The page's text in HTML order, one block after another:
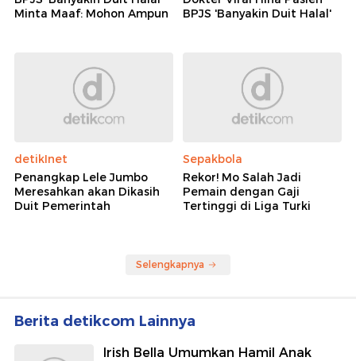
Minta Maaf: Mohon Ampun
BPJS 'Banyakin Duit Halal'
detikInet
Penangkap Lele Jumbo
Meresahkan akan Dikasih
Duit Pemerintah
Sepakbola
Rekor! Mo Salah Jadi
Pemain dengan Gaji
Tertinggi di Liga Turki
Selengkapnya
Berita detikcom Lainnya
Irish Bella Umumkan Hamil Anak